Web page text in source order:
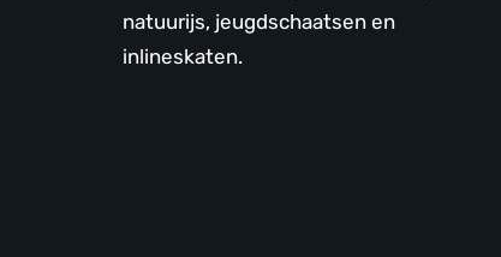
natuurijs, jeugdschaatsen en
inlineskaten.